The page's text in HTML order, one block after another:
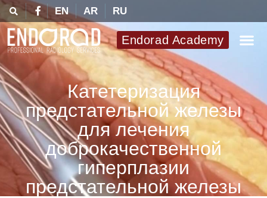
RU
AR
EN
Endorad Academy
Катетеризация
предстательной железы
для лечения
доброкачественной
гиперплазии
предстательной железы